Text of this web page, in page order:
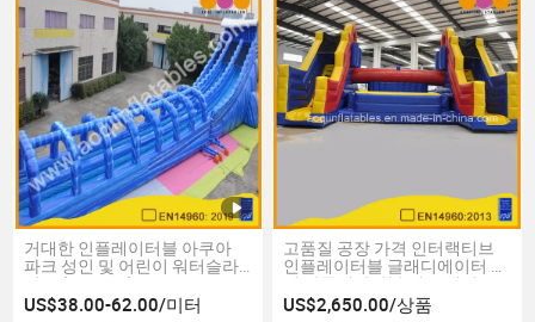
거대한 인플레이터블 아쿠아
파크 성인 및 어린이 워터슬라
이드 (AQ1064)
US$38.00-62.00/미터
고품질 공장 가격 인터랙티브
인플레이터블 글래디에이터 게
임 인플레이터블 전투 게임
(AQ1760-2)
US$2,650.00/상품